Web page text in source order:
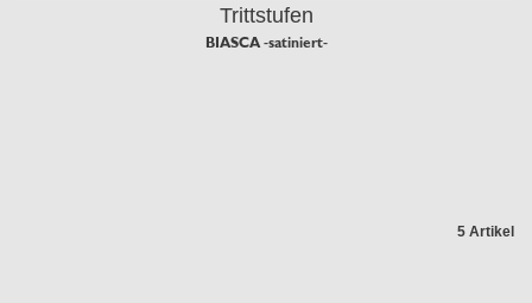
Trittstufen
BIASCA -satiniert-
5 Artikel